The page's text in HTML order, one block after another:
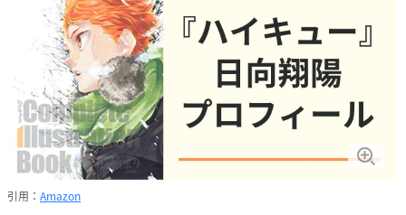
引用： Amazon